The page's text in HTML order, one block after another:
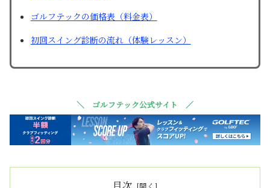
ゴルフテックの価格表（料金表）
初回スイング診断の流れ（体験レッスン）
＼ ゴルフテック公式サイト ／